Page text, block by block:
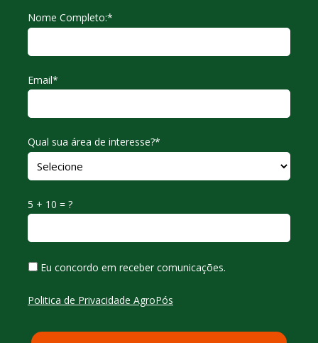
Nome Completo:*
Email*
Qual sua área de interesse?*
5 + 10 = ?
Eu concordo em receber comunicações.
Politica de Privacidade AgroPós